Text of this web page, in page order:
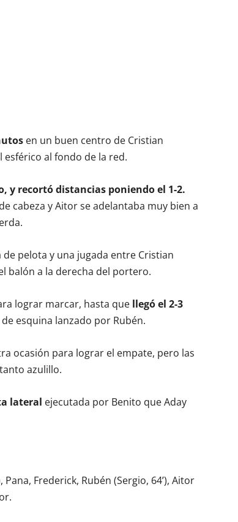
en un buen centro de Cristian
al fondo de la red.
y recortó distancias poniendo el 1-2.
cabeza y Aitor se adelantaba muy bien a
pelota y una jugada entre Cristian
balón a la derecha del portero.
lograr marcar, hasta que llegó el 2-3
esquina lanzado por Rubén.
ocasión para lograr el empate, pero las
azulillo.
lateral ejecutada por Benito que Aday
Pana, Frederick, Rubén (Sergio, 64’), Aitor